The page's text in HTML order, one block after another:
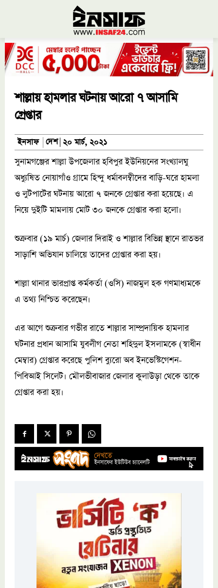
শাল্লায় হামলার ঘটনায় আরো ৭ আসামি
গ্রেপ্তার
ইনসাফ দেশ ২০ মার্চ, ২০২১
সুনামগঞ্জের শাল্লা উপজেলার হবিপুর ইউনিয়নের সংখ্যালঘু
অধ্যুষিত নোয়াগাঁও গ্রামে হিন্দু ধর্মাবলম্বীদের বাড়ি-ঘরে হামলা
ও লুটপাটের ঘটনায় আরো ৭ জনকে গ্রেপ্তার করা হয়েছে। এ
নিয়ে দুইটি মামলায় মোট ৩০ জনকে গ্রেপ্তার করা হলো।
শুক্রবার (১৯ মার্চ) জেলার দিরাই ও শাল্লার বিভিন্ন স্থানে রাতভর
সাড়াশি অভিযান চালিয়ে তাদের গ্রেপ্তার করা হয়।
শাল্লা থানার ভারপ্রাপ্ত কর্মকর্তা (ওসি) নাজমুল হক গণমাধ্যমকে
এ তথ্য নিশ্চিত করেছেন।
এর আগে শুক্রবার গভীর রাতে শাল্লার সাম্প্রদায়িক হামলার
ঘটনার প্রধান আসামি যুবলীগ নেতা শহিদুল ইসলামকে (স্বাধীন
মেম্বার) গ্রেপ্তার করেছে পুলিশ ব্যুরো অব ইনভেস্টিগেশন-
পিবিআই সিলেট। মৌলভীবাজার জেলার কুলাউড়া থেকে তাকে
গ্রেপ্তার করা হয়।